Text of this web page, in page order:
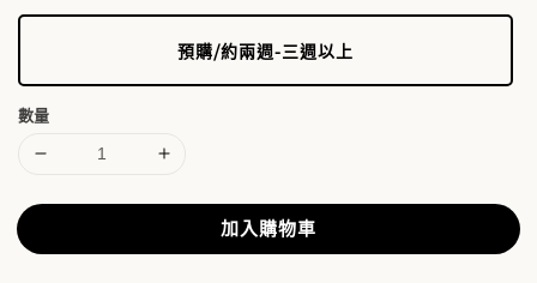
預購/約兩週-三週以上
數量
加入購物車